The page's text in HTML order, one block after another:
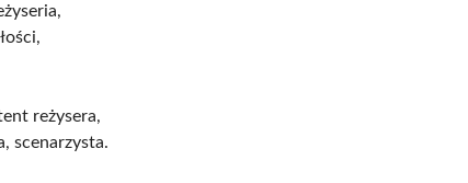
reżysera,
scenarzysta.